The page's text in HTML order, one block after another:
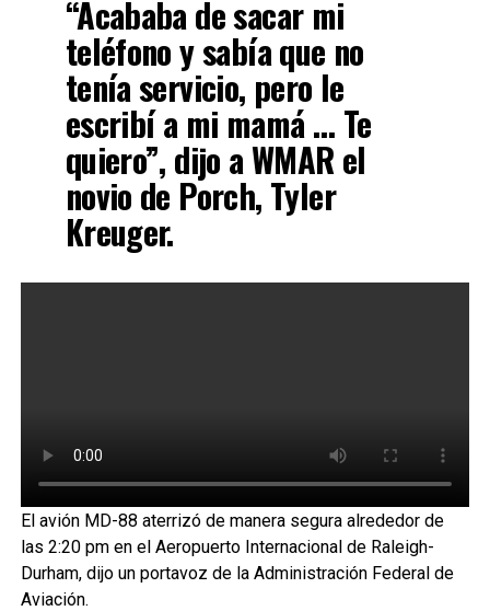
“Acababa de sacar mi
teléfono y sabía que no
tenía servicio, pero le
escribí a mi mamá … Te
quiero”, dijo a WMAR el
novio de Porch, Tyler
Kreuger.
El avión MD-88 aterrizó de manera segura alrededor de
las 2:20 pm en el Aeropuerto Internacional de Raleigh-
Durham, dijo un portavoz de la Administración Federal de
Aviación.